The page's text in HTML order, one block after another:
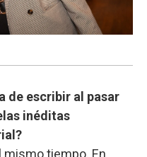
de escribir al pasar
inéditas
mismo tiempo. En